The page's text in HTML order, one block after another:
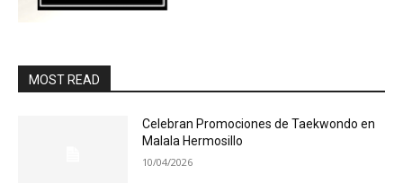
MOST READ
Celebran Promociones de Taekwondo en
Malala Hermosillo
10/04/2026